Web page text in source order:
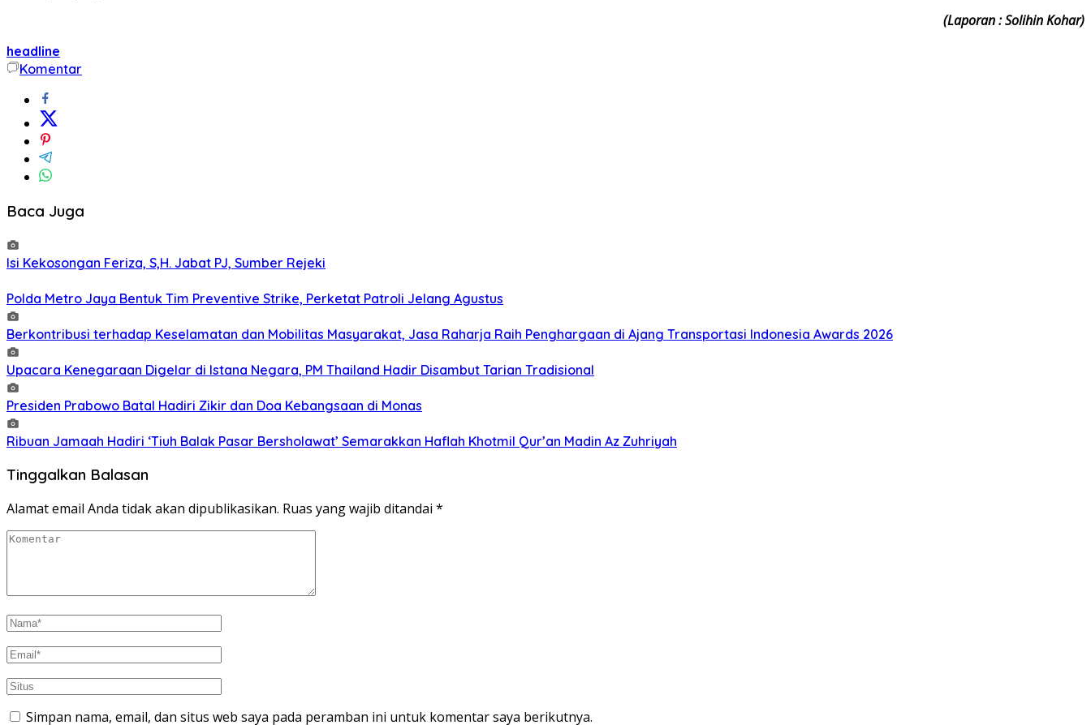
(Laporan : Solihin Kohar)
headline
Komentar
Baca Juga
Isi Kekosongan Feriza, S,H. Jabat PJ, Sumber Rejeki
Polda Metro Jaya Bentuk Tim Preventive Strike, Perketat Patroli Jelang Agustus
Berkontribusi terhadap Keselamatan dan Mobilitas Masyarakat, Jasa Raharja Raih Penghargaan di Ajang Transportasi Indonesia Awards 2026
Upacara Kenegaraan Digelar di Istana Negara, PM Thailand Hadir Disambut Tarian Tradisional
Presiden Prabowo Batal Hadiri Zikir dan Doa Kebangsaan di Monas
Ribuan Jamaah Hadiri ‘Tiuh Balak Pasar Bersholawat’ Semarakkan Haflah Khotmil Qur’an Madin Az Zuhriyah
Tinggalkan Balasan
Alamat email Anda tidak akan dipublikasikan. Ruas yang wajib ditandai *
Simpan nama, email, dan situs web saya pada peramban ini untuk komentar saya berikutnya.